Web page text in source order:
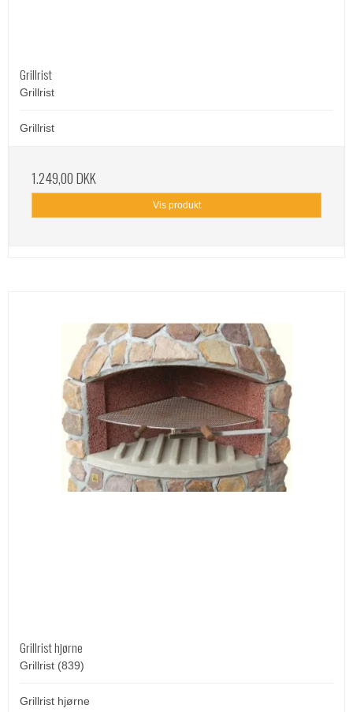
Grillrist
Grillrist
Grillrist
1.249,00 DKK
Vis produkt
Grillrist hjørne
Grillrist (839)
Grillrist hjørne